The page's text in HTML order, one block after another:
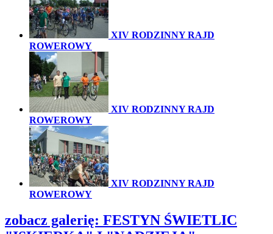
XIV RODZINNY RAJD
ROWEROWY
XIV RODZINNY RAJD
ROWEROWY
XIV RODZINNY RAJD
ROWEROWY
zobacz galerię: FESTYN ŚWIETLIC